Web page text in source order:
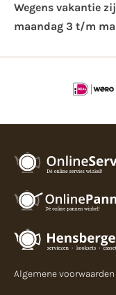
Wegens vakantie
maandag 3 t/m
Algemene